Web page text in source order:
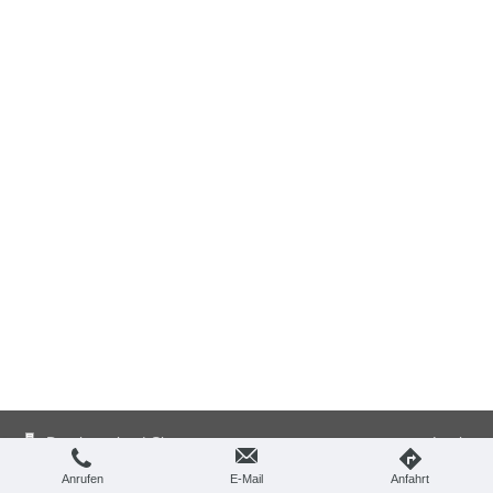
Druckversion| Sitemap
© habes-architektur
Login
Webansicht
Anrufen E-Mail Anfahrt